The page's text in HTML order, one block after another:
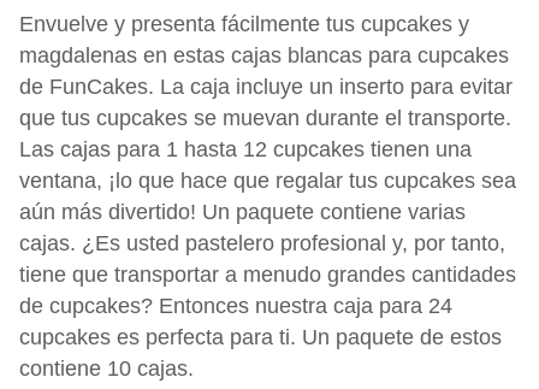
Envuelve y presenta fácilmente tus cupcakes y
magdalenas en estas cajas blancas para cupcakes
de FunCakes. La caja incluye un inserto para evitar
que tus cupcakes se muevan durante el transporte.
Las cajas para 1 hasta 12 cupcakes tienen una
ventana, ¡lo que hace que regalar tus cupcakes sea
aún más divertido! Un paquete contiene varias
cajas. ¿Es usted pastelero profesional y, por tanto,
tiene que transportar a menudo grandes cantidades
de cupcakes? Entonces nuestra caja para 24
cupcakes es perfecta para ti. Un paquete de estos
contiene 10 cajas.